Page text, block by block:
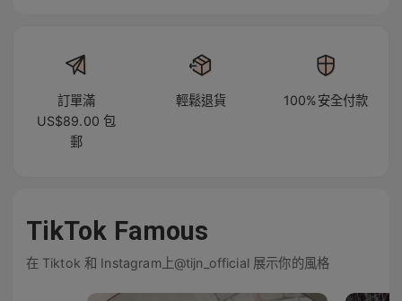
訂單滿
US$89.00 包
郵
輕鬆退貨 100%安全付款
TikTok Famous
在 Tiktok 和 Instagram上@tijn_official 展示你的風格